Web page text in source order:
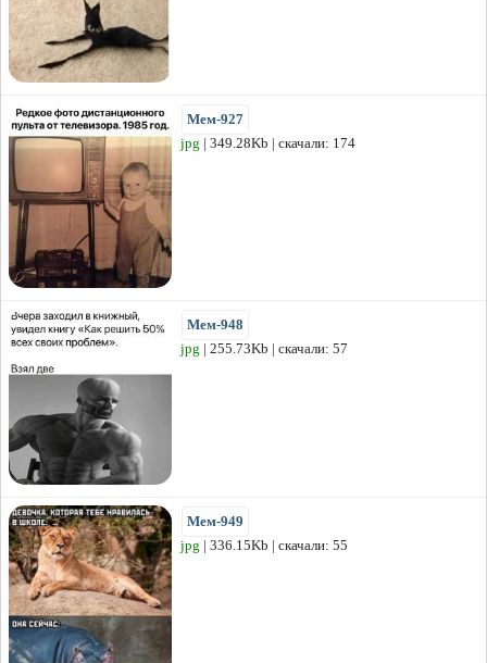
Мем-927
jpg | 349.28Kb | скачали: 174
Мем-948
jpg | 255.73Kb | скачали: 57
Мем-949
jpg | 336.15Kb | скачали: 55